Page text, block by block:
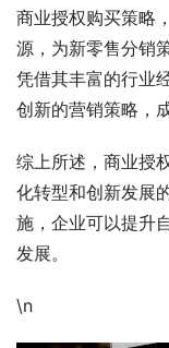
商业授权购买策略
源，为新零售分销
凭借其丰富的行业
创新的营销策略，
综上所述，商业授
化转型和创新发展
施，企业可以提升
发展。
\n